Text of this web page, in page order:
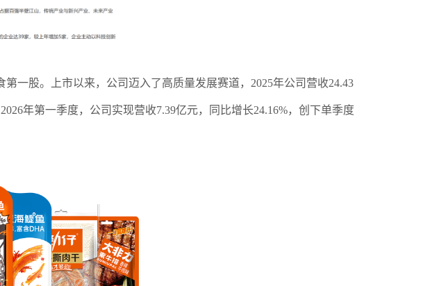
一股。上市以来，公司迈入了高质量发展赛道，2025年公司营收24.43
年第一季度，公司实现营收7.39亿元，同比增长24.16%，创下单季度